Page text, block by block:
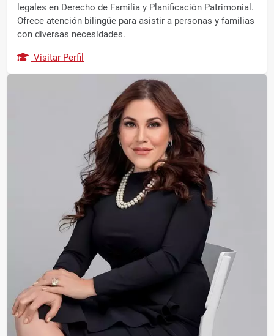
legales en Derecho de Familia y Planificación Patrimonial.
Ofrece atención bilingüe para asistir a personas y familias
con diversas necesidades.
Visitar Perfil